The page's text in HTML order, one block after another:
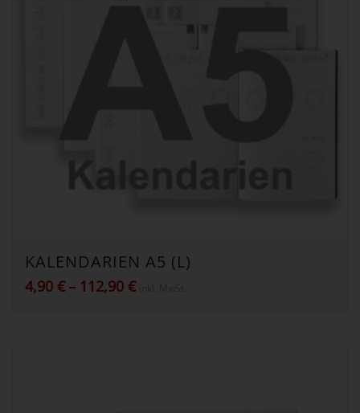
KALENDARIEN A5 (L)
4,90 € – 112,90 €Preisspanne: